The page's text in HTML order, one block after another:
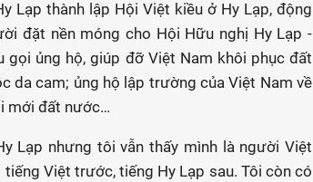
Lạp thành lập Hội Việt kiều ở Hy Lạp, động
đặt nền móng cho Hội Hữu nghị Hy Lạp -
ủng hộ, giúp đỡ Việt Nam khôi phục đất
da cam; ủng hộ lập trường của Việt Nam về
mới đất nước…
Lạp nhưng tôi vẫn thấy mình là người Việt
Việt trước, tiếng Hy Lạp sau. Tôi còn có